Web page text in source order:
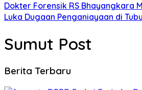
Dokter Forensik RS Bhayangkara
Luka Dugaan Penganiayaan di
Sumut Post
Berita Terbaru